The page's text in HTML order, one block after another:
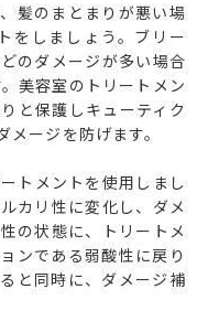
髪のまとまりが悪い場
をしましょう。ブリー
のダメージが多い場合
美容室のトリートメン
と保護しキューティク
ージを防げます。
トメントを使用しまし
カリ性に変化し、ダメ
の状態に、トリートメ
ンである弱酸性に戻り
と同時に、ダメージ補